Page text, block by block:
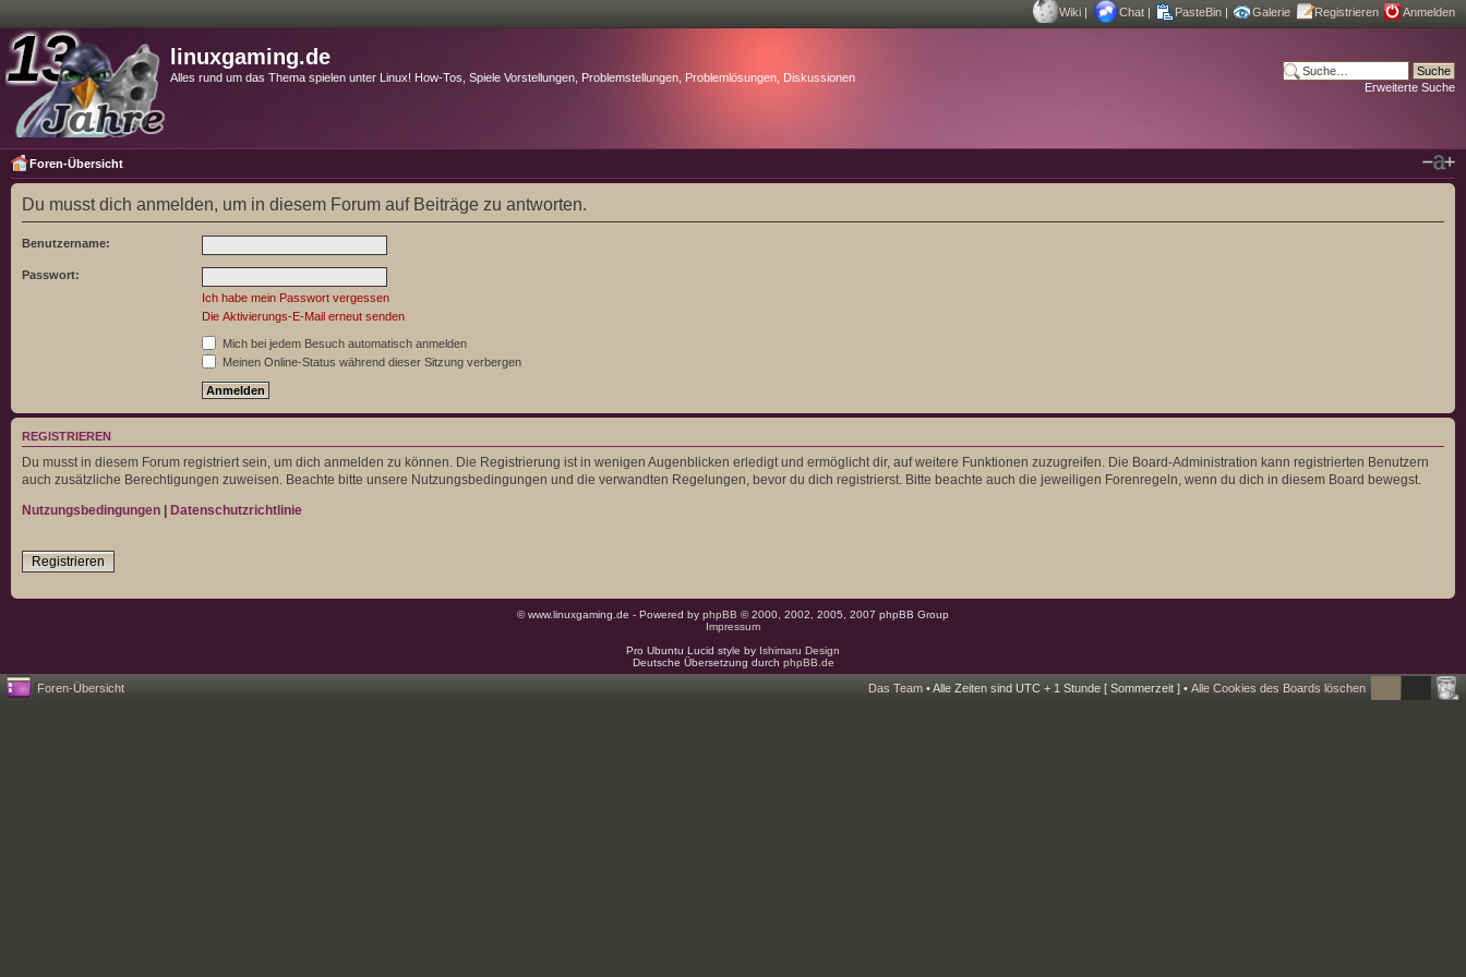
Wiki | Chat | PasteBin | Galerie Registrieren Anmelden
linuxgaming.de
Alles rund um das Thema spielen unter Linux! How-Tos, Spiele Vorstellungen, Problemstellungen, Problemlösungen, Diskussionen
Erweiterte Suche
Foren-Übersicht
Du musst dich anmelden, um in diesem Forum auf Beiträge zu antworten.
Benutzername:
Passwort:
Ich habe mein Passwort vergessen
Die Aktivierungs-E-Mail erneut senden
Mich bei jedem Besuch automatisch anmelden
Meinen Online-Status während dieser Sitzung verbergen
REGISTRIEREN
Du musst in diesem Forum registriert sein, um dich anmelden zu können. Die Registrierung ist in wenigen Augenblicken erledigt und ermöglicht dir, auf weitere Funktionen zuzugreifen. Die Board-Administration kann registrierten Benutzern
auch zusätzliche Berechtigungen zuweisen. Beachte bitte unsere Nutzungsbedingungen und die verwandten Regelungen, bevor du dich registrierst. Bitte beachte auch die jeweiligen Forenregeln, wenn du dich in diesem Board bewegst.
Nutzungsbedingungen | Datenschutzrichtlinie
Registrieren
© www.linuxgaming.de - Powered by phpBB © 2000, 2002, 2005, 2007 phpBB Group
Impressum
Pro Ubuntu Lucid style by Ishimaru Design
Deutsche Übersetzung durch phpBB.de
Foren-Übersicht Das Team • Alle Zeiten sind UTC + 1 Stunde [ Sommerzeit ] • Alle Cookies des Boards löschen